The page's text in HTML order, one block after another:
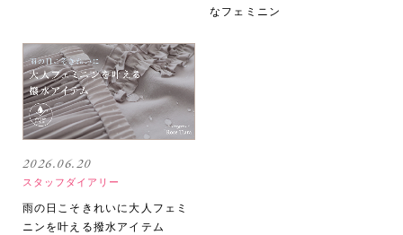
なフェミニン
2026.06.20
スタッフダイアリー
雨の日こそきれいに大人フェミ
ニンを叶える撥水アイテム